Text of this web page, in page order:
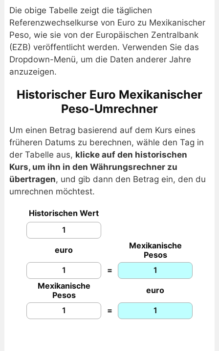
Die obige Tabelle zeigt die täglichen
Referenzwechselkurse von Euro zu Mexikanischer
Peso, wie sie von der Europäischen Zentralbank
(EZB) veröffentlicht werden. Verwenden Sie das
Dropdown-Menü, um die Daten anderer Jahre
anzuzeigen.
Historischer Euro Mexikanischer
Peso-Umrechner
Um einen Betrag basierend auf dem Kurs eines
früheren Datums zu berechnen, wähle den Tag in
der Tabelle aus, klicke auf den historischen
Kurs, um ihn in den Währungsrechner zu
übertragen, und gib dann den Betrag ein, den du
umrechnen möchtest.
Historischen Wert
euro
Mexikanische
Pesos
=
Mexikanische
Pesos
euro
=